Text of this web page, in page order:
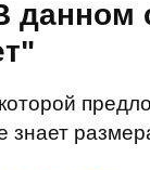
данном
знает